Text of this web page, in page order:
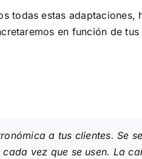
todas estas adaptaciones,
en función de tus
a tus clientes. Se
vez que se usen. La